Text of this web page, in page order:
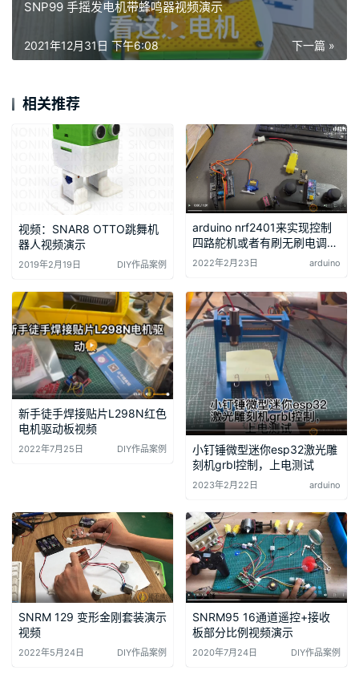
SNP99 手摇发电机带蜂鸣器视频演示
下一篇 »
2021年12月31日 下午6:08
相关推荐
视频：SNAR8 OTTO跳舞机
器人视频演示
2019年2月19日 DIY作品案例
arduino nrf2401来实现控制
四路舵机或者有刷无刷电调或
者是马达
2022年2月23日 arduino
新手徒手焊接贴片L298N红色
电机驱动板视频
2022年7月25日 DIY作品案例
小钉锤微型迷你esp32激光雕
刻机grbl控制，上电测试
2023年2月22日 arduino
SNRM 129 变形金刚套装演示
视频
2022年5月24日 DIY作品案例
SNRM95 16通道遥控+接收
板部分比例视频演示
2020年7月24日 DIY作品案例